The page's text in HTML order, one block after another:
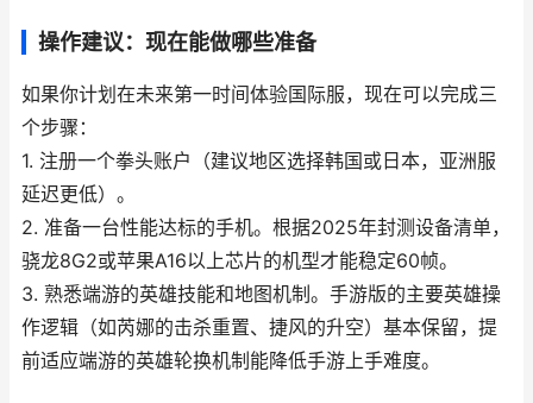
操作建议：现在能做哪些准备
如果你计划在未来第一时间体验国际服，现在可以完成三
个步骤：
1. 注册一个拳头账户（建议地区选择韩国或日本，亚洲服
延迟更低）。
2. 准备一台性能达标的手机。根据2025年封测设备清单，
骁龙8G2或苹果A16以上芯片的机型才能稳定60帧。
3. 熟悉端游的英雄技能和地图机制。手游版的主要英雄操
作逻辑（如芮娜的击杀重置、捷风的升空）基本保留，提
前适应端游的英雄轮换机制能降低手游上手难度。